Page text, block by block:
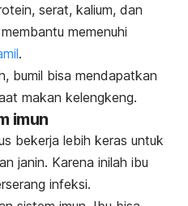
serat, kalium, dan
memenuhi
.
bumil bisa mendapatkan
makan kelengkeng.
imun
bekerja lebih keras untuk
janin. Karena inilah ibu
infeksi.